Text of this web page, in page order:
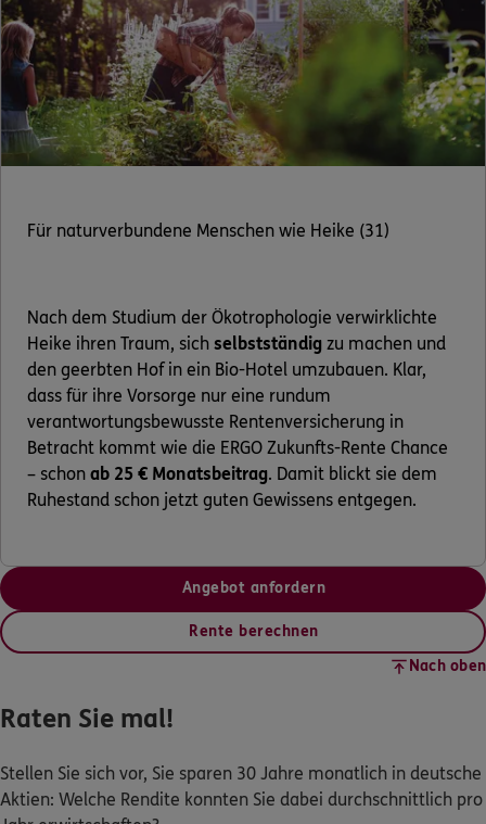
Für naturverbundene Menschen wie Heike (31)
Nach dem Studium der Ökotrophologie verwirklichte
Heike ihren Traum, sich selbstständig zu machen und
den geerbten Hof in ein Bio-Hotel umzubauen. Klar,
dass für ihre Vorsorge nur eine rundum
verantwortungsbewusste Rentenversicherung in
Betracht kommt wie die ERGO Zukunfts-Rente Chance
– schon ab 25 € Monatsbeitrag. Damit blickt sie dem
Ruhestand schon jetzt guten Gewissens entgegen.
Angebot anfordern
Rente berechnen
Nach oben
Raten Sie mal!
Stellen Sie sich vor, Sie sparen 30 Jahre monatlich in deutsche
Aktien: Welche Rendite konnten Sie dabei durchschnittlich pro